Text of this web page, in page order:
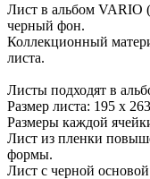
Лист в альбом VARIO
черный фон.
Коллекционный
листа.
Листы подходят в
Размер листа: 195 x
Размеры каждой
Лист из пленки
формы.
Лист с черной